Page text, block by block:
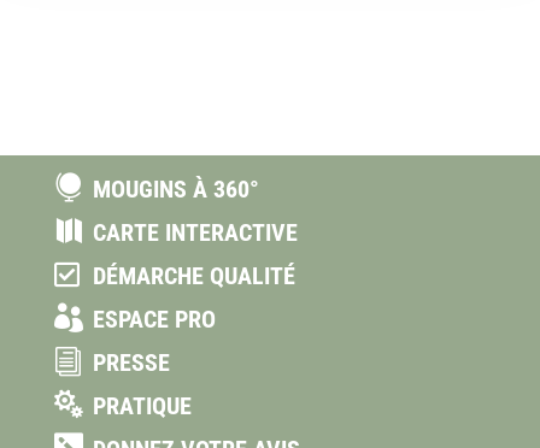
 MOUGINS À 360°
 CARTE INTERACTIVE
 DÉMARCHE QUALITÉ
 ESPACE PRO
i PRESSE
 PRATIQUE